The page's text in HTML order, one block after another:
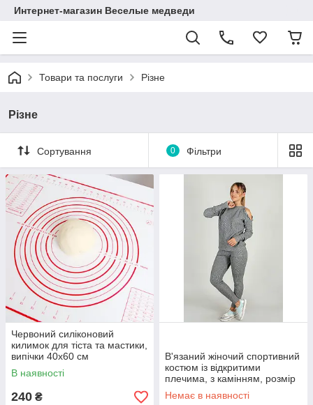
Интернет-магазин Веселые медведи
Товари та послуги Різне
Різне
Сортування 0 Фільтри
Червоний силіконовий
килимок для тіста та мастики,
випічки 40х60 см
В наявності
240 ₴
В'язаний жіночий спортивний
костюм із відкритими
плечима, з камінням, розмір
48
Немає в наявності